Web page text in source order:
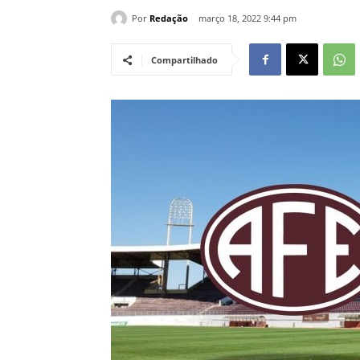
Por Redação março 18, 2022 9:44 pm
Compartilhado